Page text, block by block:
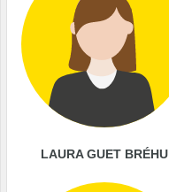
LAURA GUET BRÉHU